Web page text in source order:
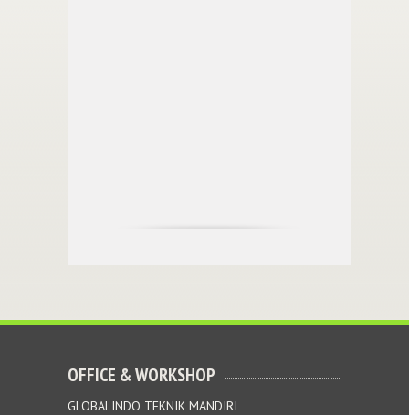
OFFICE & WORKSHOP
GLOBALINDO TEKNIK MANDIRI